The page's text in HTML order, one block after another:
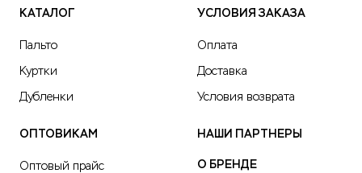
КАТАЛОГ
Пальто
Куртки
Дубленки
УСЛОВИЯ ЗАКАЗА
Оплата
Доставка
Условия возврата
ОПТОВИКАМ
Оптовый прайс
НАШИ ПАРТНЕРЫ
О БРЕНДЕ